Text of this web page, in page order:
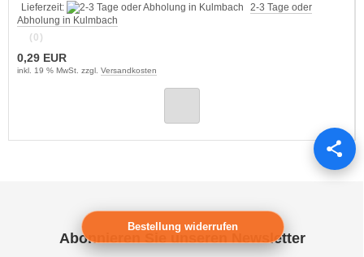
Lieferzeit:
2-3 Tage oder
Abholung in Kulmbach
(0)
0,29 EUR
inkl. 19 % MwSt. zzgl. Versandkosten
Abonnieren Sie unseren Newsletter
Bestellung widerrufen